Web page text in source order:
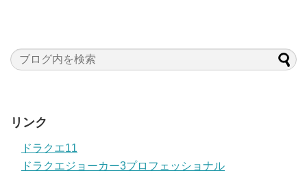
リンク
ドラクエ11
ドラクエジョーカー3プロフェッショナル